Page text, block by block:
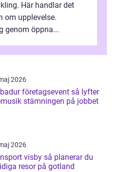
Här handlar det
om upplevelse.
genom öppna...
2026
företagsevent så lyfter
stämningen på jobbet
2026
visby så planerar du
resor på gotland